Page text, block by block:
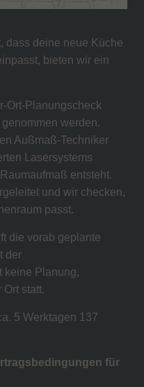
dass deine neue Küche
bieten wir ein
Ort-Planungscheck
werden.
Außmaß-Techniker
Lasersystems
entsteht.
und wir checken,
passt.
die vorab geplante
der
keine Planung,
statt.
5 Werktagen 137
für